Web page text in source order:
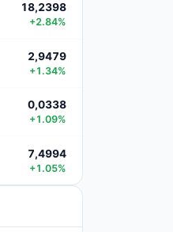
18,2398
+2.84%
2,9479
+1.34%
0,0338
+1.09%
7,4994
+1.05%